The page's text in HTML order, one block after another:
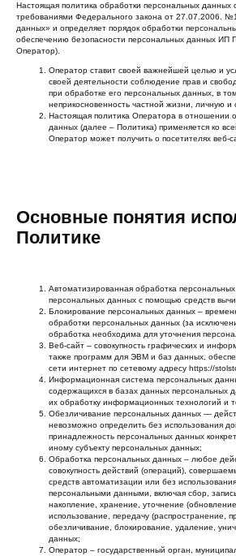
Настоящая политика обработки персональных данных
требованиями Федерального закона от 27.07.2006.
данных» и определяет порядок обработки
обеспечению безопасности персональных данных ИП
Оператор).
Оператор ставит своей важнейшей целью и
своей деятельности соблюдение прав и
при обработке его персональных данных, в
неприкосновенность частной жизни, личную и
Настоящая политика Оператора в отношении
данных (далее – Политика) применяется ко
Оператор может получить о посетителях веб-
Основные понятия
Политике
Автоматизированная обработка
персональных данных с помощью средств
Блокирование персональных данных –
обработки персональных данных (за
обработка необходима для уточнения
Веб-сайт – совокупность графических и
также программ для ЭВМ и баз данных,
сети интернет по сетевому адресу https://
Информационная система персональных
содержащихся в базах данных персональных
их обработку информационных технологий и
Обезличивание персональных данных —
невозможно определить без использования
принадлежность персональных данных
иному субъекту персональных данных;
Обработка персональных данных – любое
совокупность действий (операций),
средств автоматизации или без
персональными данными, включая сбор,
накопление, хранение, уточнение
использование, передачу (распространение,
обезличивание, блокирование, удаление,
данных;
Оператор – государственный орган,